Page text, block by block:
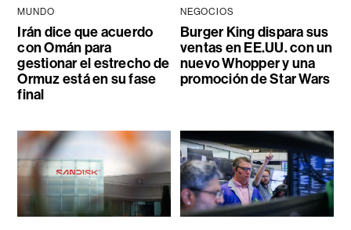
MUNDO
Irán dice que acuerdo
con Omán para
gestionar el estrecho de
Ormuz está en su fase
final
NEGOCIOS
Burger King dispara sus
ventas en EE.UU. con un
nuevo Whopper y una
promoción de Star Wars